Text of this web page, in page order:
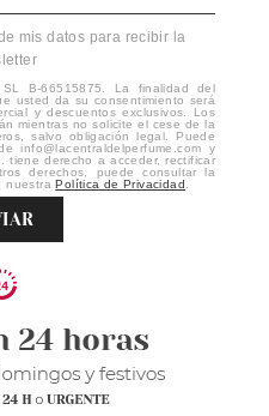
mis datos para recibir la
SL B-66515875. La finalidad del
usted da su consentimiento será
y descuentos exclusivos. Los
mientras no solicite el cese de la
salvo obligación legal. Puede
info@lacentraldelperfume.com y
tiene derecho a acceder, rectificar
derechos, puede consultar la
nuestraPolítica de Privacidad